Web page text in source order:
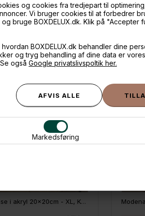
og cookies fra tredjepart til
Vi bruger cookies til at forbedrer
bruge BOXDELUX.dk. Klik på
BOXDELUX.dk behandler dine
og tryg behandling af dine data er
også Google privatslivspoltik her.
Markedsføring
Modena kasse i akryl 20x20cm - XL, Kvadratisk